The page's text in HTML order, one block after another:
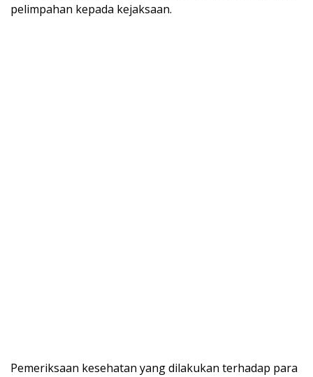
pelimpahan kepada kejaksaan.
Pemeriksaan kesehatan yang dilakukan terhadap para